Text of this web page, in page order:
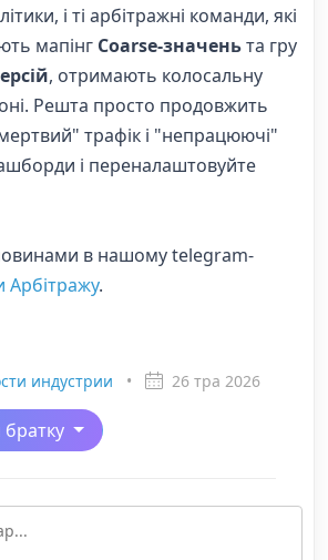
і ті арбітражні команди, які
мапінг Coarse-значеньта гру
, отримають колосальну
Решта просто продовжить
трафік і "непрацюючі"
і переналаштовуйте
новинами в нашому telegram-
Арбітражу.
индустрии • 26 тра 2026
братку